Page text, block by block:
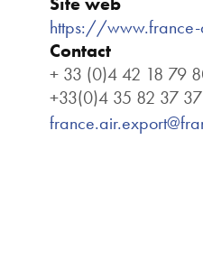
https://
Contact
+ 33 (0)4 42 18 79
+33(0)4 35 82 37